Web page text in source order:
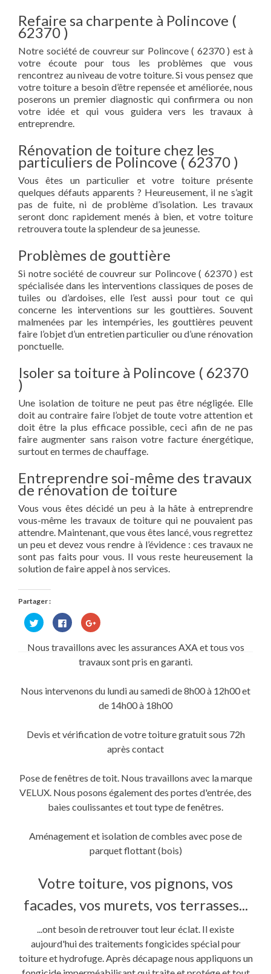
Refaire sa charpente à Polincove (
62370 )
Notre société de couvreur sur Polincove ( 62370 ) est à
votre écoute pour tous les problèmes que vous
rencontrez au niveau de votre toiture. Si vous pensez que
votre toiture a besoin d’être repensée et améliorée, nous
poserons un premier diagnostic qui confirmera ou non
votre idée et qui vous guidera vers les travaux à
entreprendre.
Rénovation de toiture chez les
particuliers de Polincove ( 62370 )
Vous êtes un particulier et votre toiture présente
quelques défauts apparents ? Heureusement, il ne s’agit
pas de fuite, ni de problème d’isolation. Les travaux
seront donc rapidement menés à bien, et votre toiture
retrouvera toute la splendeur de sa jeunesse.
Problèmes de gouttière
Si notre société de couvreur sur Polincove ( 62370 ) est
spécialisée dans les interventions classiques de poses de
tuiles ou d’ardoises, elle l’est aussi pour tout ce qui
concerne les interventions sur les gouttières. Souvent
malmenées par les intempéries, les gouttières peuvent
faire l’objet d’un entretien particulier ou d’une rénovation
ponctuelle.
Isoler sa toiture à Polincove ( 62370
)
Une isolation de toiture ne peut pas être négligée. Elle
doit au contraire faire l’objet de toute votre attention et
doit être la plus efficace possible, ceci afin de ne pas
faire augmenter sans raison votre facture énergétique,
surtout en termes de chauffage.
Entreprendre soi-même des travaux
de rénovation de toiture
Vous vous êtes décidé un peu à la hâte à entreprendre
vous-même les travaux de toiture qui ne pouvaient pas
attendre. Maintenant, que vous êtes lancé, vous regrettez
un peu et devez vous rendre à l’évidence : ces travaux ne
sont pas faits pour vous. Il vous reste heureusement la
solution de faire appel à nos services.
Partager :
Cliquez
pour
partager
Twitter(ouvre
Cliquez
pour
partager
sur
Facebook(ouvre
dans
une
Cliquez
pour
Google+
dans
fenêtre)
Nous travaillons avec les assurances AXA et tous vos
travaux sont pris en garanti.
Nous intervenons du lundi au samedi de 8h00 à 12h00 et
de 14h00 à 18h00
Devis et vérification de votre toiture gratuit sous 72h
après contact
Pose de fenêtres de toit. Nous travaillons avec la marque
VELUX. Nous posons également des portes d'entrée, des
baies coulissantes et tout type de fenêtres.
Aménagement et isolation de combles avec pose de
parquet flottant (bois)
Votre toiture, vos pignons, vos
facades, vos murets, vos terrasses...
...ont besoin de retrouver tout leur éclat. Il existe
aujourd'hui des traitements fongicides spécial pour
toiture et hydrofuge. Après décapage nous appliquons un